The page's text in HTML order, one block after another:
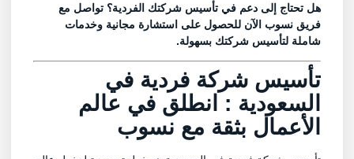
هل تحتاج إلى دعم في تأسيس شركتك الفردية؟تواصل مع
فريق نسوبالآن للحصول على استشارة مجانية وخدمات
شاملة لتأسيس شركتك بسهولة.
تأسيس شركة فردية في
السعودية : انطلق في عالم
الأعمال بثقة معنسوب